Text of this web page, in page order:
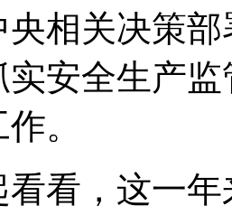
相关决策
安全生产
。
看，这一